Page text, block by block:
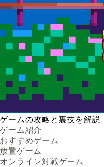
ゲームの攻略と裏技を解説
ゲーム紹介
おすすめゲーム
放置ゲーム
オンライン対戦ゲーム